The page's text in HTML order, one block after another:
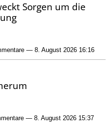
Sorgen um die
— 8. August 2026 16:16
— 8. August 2026 15:37